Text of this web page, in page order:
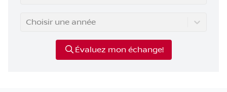
Choisir une année
Évaluez mon échange!